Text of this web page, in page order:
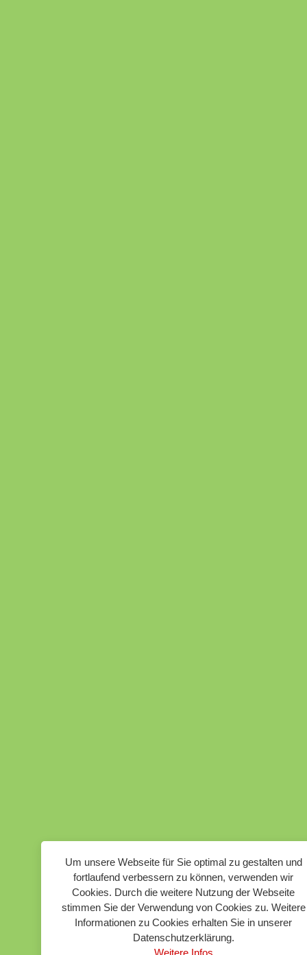
Um unsere Webseite für Sie optimal zu gestalten und
fortlaufend verbessern zu können, verwenden wir
Cookies. Durch die weitere Nutzung der Webseite
stimmen Sie der Verwendung von Cookies zu. Weitere
Informationen zu Cookies erhalten Sie in unserer
Datenschutzerklärung.
Weitere Infos